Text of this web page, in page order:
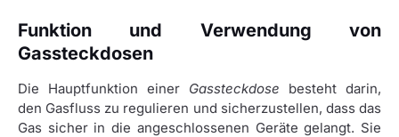
Funktion und Verwendung von
Gassteckdosen
Die Hauptfunktion einer Gassteckdose besteht darin,
den Gasfluss zu regulieren und sicherzustellen, dass das
Gas sicher in die angeschlossenen Geräte gelangt. Sie